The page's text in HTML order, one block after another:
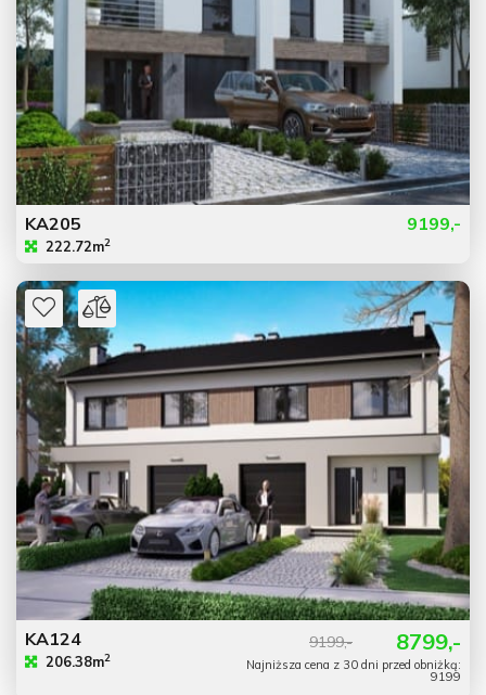
KA205
222.72m2
9199,-
KA124
206.38m2
8799,-
9199,-
Najniższa cena z 30 dni przed obniżką:
9199